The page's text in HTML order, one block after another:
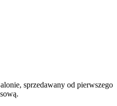
sprzedawany od pierwszego